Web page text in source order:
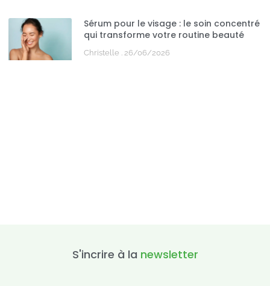
Sérum pour le visage : le soin concentré
qui transforme votre routine beauté
Christelle 26/06/2026
S'incrire à la newsletter